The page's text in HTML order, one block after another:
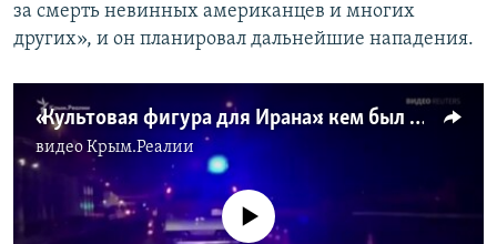
за смерть невинных американцев и многих
других», и он планировал дальнейшие нападения.
«Культовая фигура для Ирана»: кем был убитый генерал Касем Сулеймани (видео)
видеоКрым.Реалии
No media source currently available